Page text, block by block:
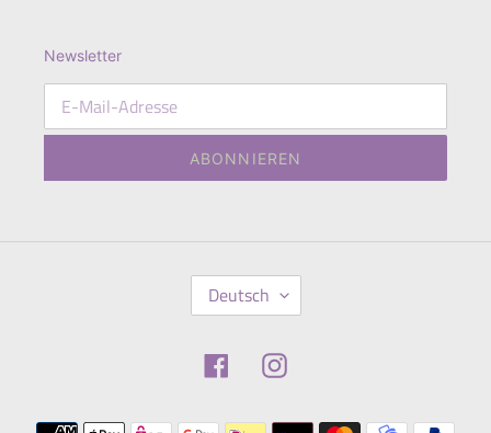
Newsletter
ABONNIEREN
Deutsch
FacebookInstagram
Zahlungsmethoden